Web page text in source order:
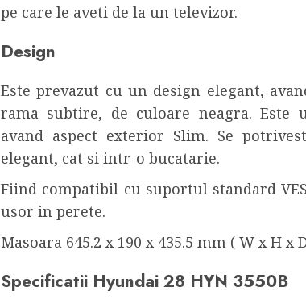
pe care le aveti de la un televizor.
Design
Este prevazut cu un design elegant,
rama subtire, de culoare neagra. Este
avand aspect exterior Slim. Se
elegant, cat si intr-o bucatarie.
Fiind compatibil cu suportul standard
usor in perete.
Masoara 645.2 x 190 x 435.5 mm ( W x H x
Specificatii Hyundai 28 HYN 3550B